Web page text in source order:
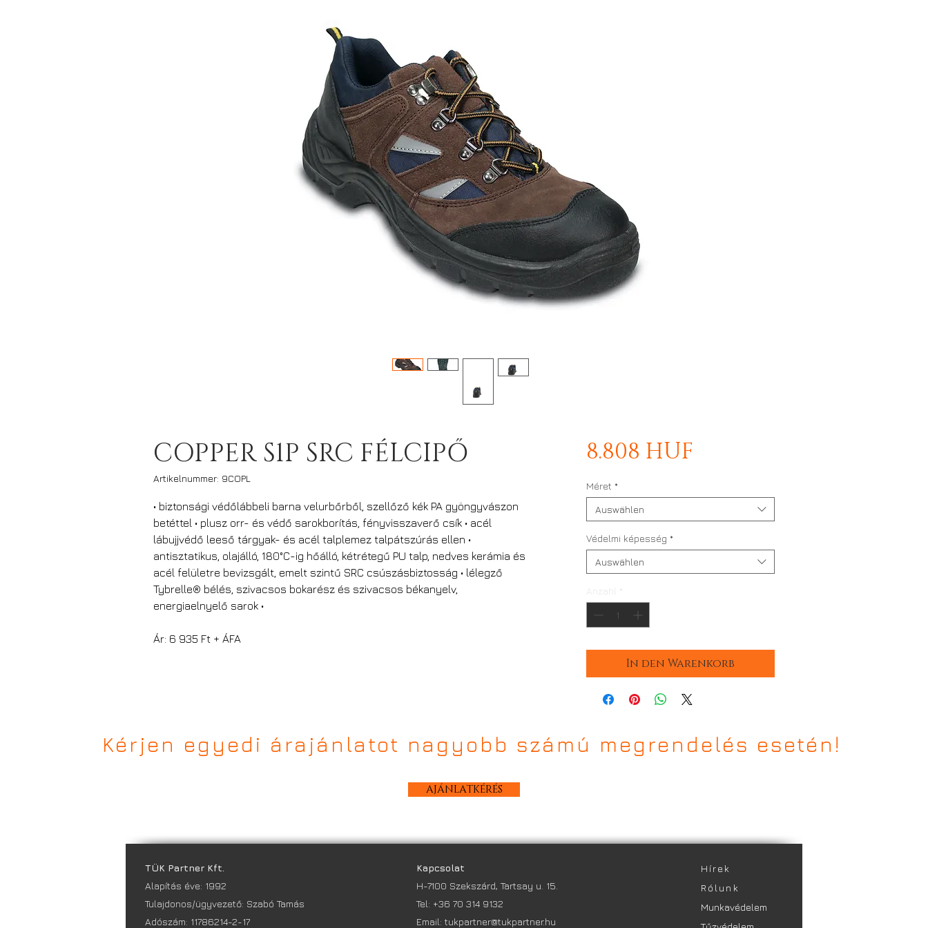
COPPER S1P SRC FÉLCIPŐ
Artikelnummer: 9COPL
• biztonsági védőlábbeli barna velurbőrből, szellőző kék PA gyöngyvászon
betéttel • plusz orr- és védő sarokborítás, fényvisszaverő csík • acél
lábujjvédő leeső tárgyak- és acél talplemez talpátszúrás ellen •
antisztatikus, olajálló, 180°C-ig hőálló, kétrétegű PU talp, nedves kerámia és
acél felületre bevizsgált, emelt szintű SRC csúszásbiztosság • lélegző
Tybrelle® bélés, szivacsos bokarész és szivacsos békanyelv,
energiaelnyelő sarok •
Ár: 6 935 Ft + ÁFA
8.808 HUF
Méret *
Auswählen
Védelmi képesség *
Auswählen
In den Warenkorb
Kérjen egyedi árajánlatot nagyobb számú megrendelés esetén!
AJÁNLATKÉRÉS
TÜK Partner Kft.
Alapítás éve: 1992
Tulajdonos/ügyvezető: Szabó Tamás
Adószám: 11786214-2-17
Kapcsolat
H-7100 Szekszárd, Tartsay u. 15.
Tel: +36 70 314 9132
Email: tukpartner@tukpartner.hu
​Hírek
Rólunk
Munkavédelem